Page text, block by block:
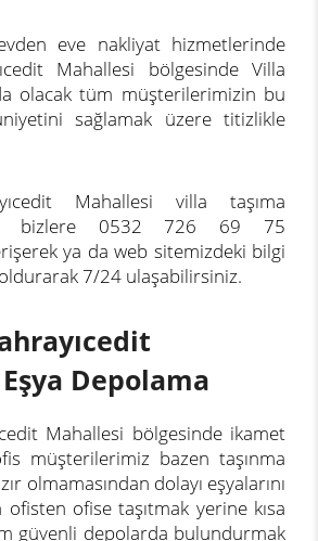
eve nakliyat hizmetlerinde
Mahallesi bölgesinde Villa
olacak tüm müşterilerimizin bu
sağlamak üzere titizlikle
Mahallesi villa taşıma
bizlere 0532 726 69 75
ya da web sitemizdeki bilgi
7/24 ulaşabilirsiniz.
Depolama
Mahallesi bölgesinde ikamet
müşterilerimiz bazen taşınma
olmamasından dolayı eşyalarını
ofise taşıtmak yerine kısa
güvenli depolarda bulundurmak